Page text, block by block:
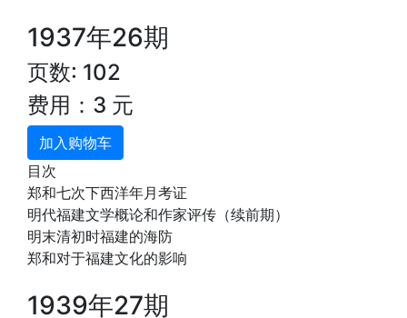
1937年26期
页数: 102
费用：3 元
加入购物车
目次
郑和七次下西洋年月考证
明代福建文学概论和作家评传（续前期）
明末清初时福建的海防
郑和对于福建文化的影响
1939年27期